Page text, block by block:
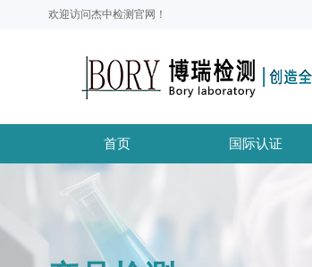
欢迎访问杰中检测官网！
首页 国际认证